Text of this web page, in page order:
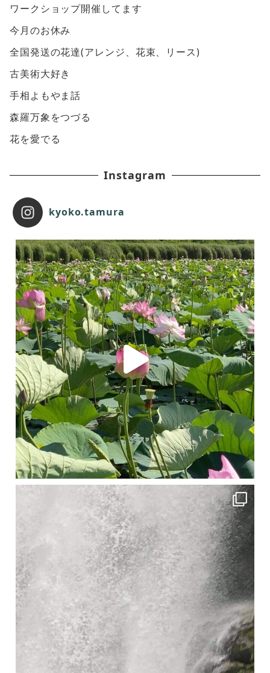
ワークショップ開催してます
今月のお休み
全国発送の花達(アレンジ、花束、リース)
古美術大好き
手相よもやま話
森羅万象をつづる
花を愛でる
Instagram
kyoko.tamura